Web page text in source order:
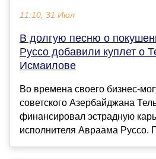
11:10, 31 Июл
В долгую песню о
Руссо добавили куплет о
Исмаилове
Во времена своего бизнес-
советского Азербайджана
финансировал эстрадную
исполнителя Авраама Руссо.